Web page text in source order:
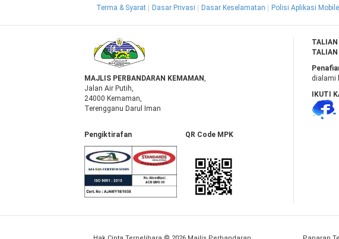
Terma & Syarat Dasar Privasi Dasar Keselamatan Polisi Aplikasi Mobile
MAJLIS PERBANDARAN KEMAMAN,
Jalan Air Putih,
24000 Kemaman,
Terengganu Darul Iman
Pengiktirafan QR Code MPK
TALIAN
dialami
IKUTI